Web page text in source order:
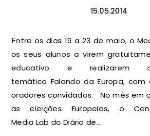
15.05.2014
Entre os dias 19 a 23 de maio, o Media Lab desafia
os seus alunos a virem
educativo e realizarem o
temático Falando da Europa, com
oradores convidados. No mês em
as eleições Europeias, o
Media Lab do Diário de…